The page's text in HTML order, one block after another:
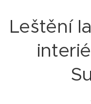
Leštění